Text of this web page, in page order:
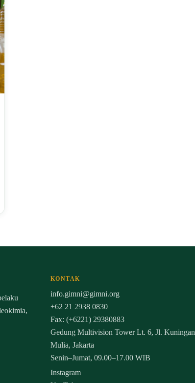
KONTAK
info.gimni@gimni.org
+62 21 2938 0830
Fax: (+6221) 29380883
Gedung Multivision Tower Lt. 6, Jl. Kuningan
Mulia, Jakarta
Senin–Jumat, 09.00–17.00 WIB
Instagram